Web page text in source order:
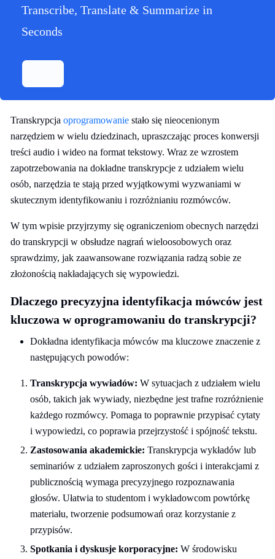
Transcribe, Translate & Summarize in
Seconds
Transkrypcja oprogramowanie stało się nieocenionym
narzędziem w wielu dziedzinach, upraszczając proces konwersji
treści audio i wideo na format tekstowy. Wraz ze wzrostem
zapotrzebowania na dokładne transkrypcje z udziałem wielu
osób, narzędzia te stają przed wyjątkowymi wyzwaniami w
skutecznym identyfikowaniu i rozróżnianiu rozmówców.
W tym wpisie przyjrzymy się ograniczeniom obecnych narzędzi
do transkrypcji w obsłudze nagrań wieloosobowych oraz
sprawdzimy, jak zaawansowane rozwiązania radzą sobie ze
złożonością nakładających się wypowiedzi.
Dlaczego precyzyjna identyfikacja mówców jest
kluczowa w oprogramowaniu do transkrypcji?
Dokładna identyfikacja mówców ma kluczowe znaczenie z
następujących powodów:
Transkrypcja wywiadów: W sytuacjach z udziałem wielu
osób, takich jak wywiady, niezbędne jest trafne rozróżnienie
każdego rozmówcy. Pomaga to poprawnie przypisać cytaty
i wypowiedzi, co poprawia przejrzystość i spójność tekstu.
Zastosowania akademickie: Transkrypcja wykładów lub
seminariów z udziałem zaproszonych gości i interakcjami z
publicznością wymaga precyzyjnego rozpoznawania
głosów. Ułatwia to studentom i wykładowcom powtórkę
materiału, tworzenie podsumowań oraz korzystanie z
przypisów.
Spotkania i dyskusje korporacyjne: W środowisku